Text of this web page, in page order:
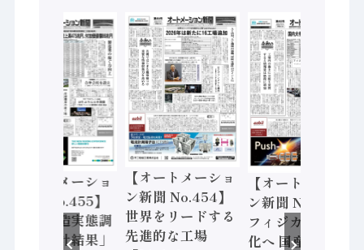
【オートメーショ
ン新聞 No.455】
「経済構造実態調
査二次集計結果」
【オートメーショ
ン新聞 No.454】
世界をリードする
先進的な工場
【オートメーショ
ン新聞 No.453】
フィジカルAI本格
化へ 国産AI開発